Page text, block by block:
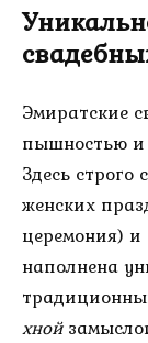
Эмиратские
пышностью и
Здесь
женских
церемония) и
наполнена
хной